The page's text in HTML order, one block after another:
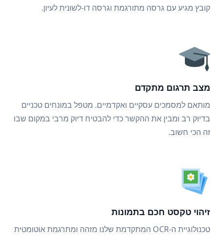
קובץ מגיע עם גרסה מתורגמת וגרסה דו-לשונית לעיון.
מצב תרגום מתקדם
מותאם למסמכים עסקיים ואקדמיים. מטפל במונחים טכניים
בדיוק רב ומבין את ההקשר כדי להבטיח דיוק מרבי במקום שבו
זה הכי חשוב.
זיהוי טקסט חכם בתמונות
טכנולוגיית ה-OCR המתקדמת שלנו מזהה ומתרגמת אוטומטית